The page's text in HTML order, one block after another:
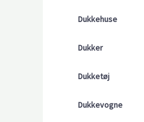
Dukkehuse
Dukker
Dukketøj
Dukkevogne